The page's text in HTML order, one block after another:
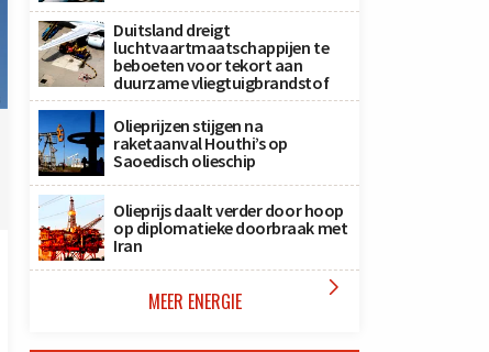
Duitsland dreigt
luchtvaartmaatschappijen te
beboeten voor tekort aan
duurzame vliegtuigbrandstof
Olieprijzen stijgen na
raketaanval Houthi’s op
Saoedisch olieschip
Olieprijs daalt verder door hoop
op diplomatieke doorbraak met
Iran
MEER ENERGIE 